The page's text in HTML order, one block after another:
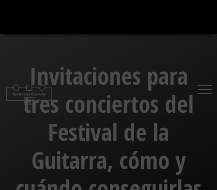
contenido
Invitaciones para
tres conciertos del
Festival de la
Guitarra, cómo y